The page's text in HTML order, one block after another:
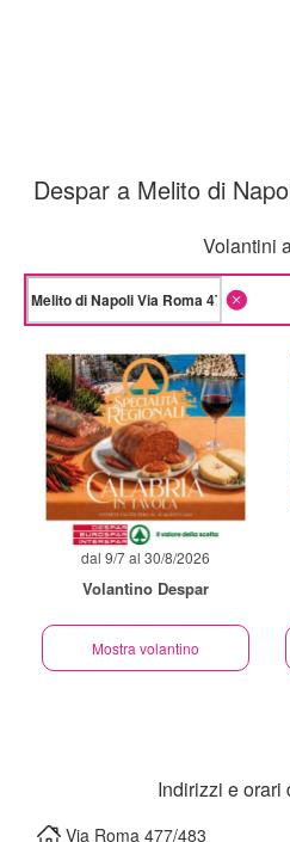
Despar a Melito di
Volantini
dal 9/7 al 30/8/2026
Volantino Despar
Mostra volantino
Indirizzi e orari
Via Roma 477/483